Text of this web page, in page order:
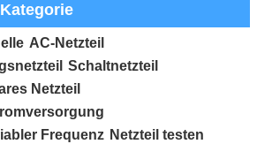
AC-Netzteil
Schaltnetzteil
Netzteil
Frequenz Netzteil testen